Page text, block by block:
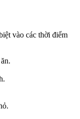
vào các thời điểm